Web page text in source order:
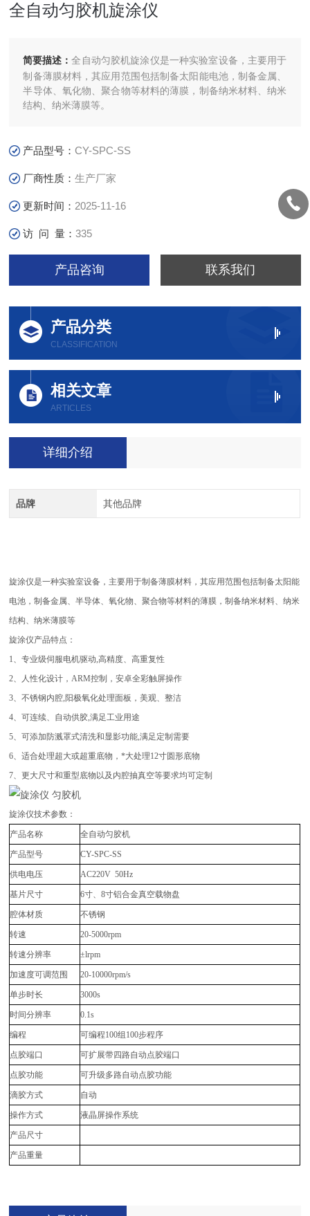
全自动匀胶机旋涂仪
简要描述：全自动匀胶机旋涂仪是一种实验室设备，主要用于
制备薄膜材料，其应用范围包括制备太阳能电池，制备金属、
半导体、氧化物、聚合物等材料的薄膜，制备纳米材料、纳米
结构、纳米薄膜等。
产品型号：CY-SPC-SS
厂商性质：生产厂家
更新时间： 2025-11-16
访 问 量：335
产品咨询 联系我们
产品分类
CLASSIFICATION
相关文章
ARTICLES
详细介绍
品牌 其他品牌
旋涂仪是一种实验室设备，主要用于制备薄膜材料，其应用范围包括制备太阳能
电池，制备金属、半导体、氧化物、聚合物等材料的薄膜，制备纳米材料、纳米
结构、纳米薄膜等
旋涂仪产品特点：
1、专业级伺服电机驱动,高精度、高重复性
2、人性化设计，ARM控制，安卓全彩触屏操作
3、不锈钢内腔, 阳极氧化处理面板，美观、整洁
4、可连续、自动供胶,满足工业用途
5、可添加防溅罩式清洗和显影功能,满足定制需要
6、适合处理超大或超重底物，*大处理12寸圆形底物
7、更大尺寸和重型底物以及内腔抽真空等要求均可定制
旋涂仪技术参数：
产品名称 全自动匀胶机
产品型号 CY-SPC-SS
供电电压 AC220V 50Hz
基片尺寸 6寸、8寸铝合金真空载物盘
腔体材质 不锈钢
转速 20-5000rpm
转速分辨率 ±lrpm
加速度可调范围 20-10000rpm/s
单步时长 3000s
时间分辨率 0.1s
编程 可编程100组 100步程序
点胶端口 可扩展带四路自动点胶端口
点胶功能 可升级多路自动点胶功能
滴胶方式 自动
操作方式 液晶屏操作系统
产品尺寸
产品重量